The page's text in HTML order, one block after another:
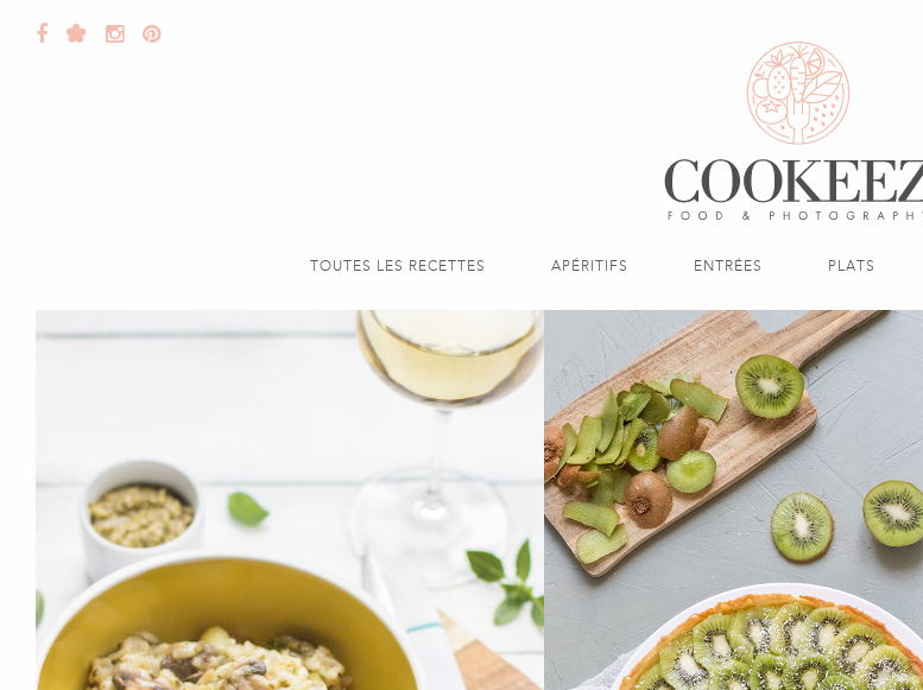
TOUTES LES RECETTES APÉRITIFS ENTRÉES PLATS